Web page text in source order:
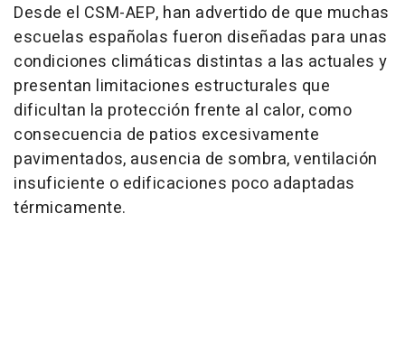
Desde el CSM-AEP, han advertido de que muchas
escuelas españolas fueron diseñadas para unas
condiciones climáticas distintas a las actuales y
presentan limitaciones estructurales que
dificultan la protección frente al calor, como
consecuencia de patios excesivamente
pavimentados, ausencia de sombra, ventilación
insuficiente o edificaciones poco adaptadas
térmicamente.